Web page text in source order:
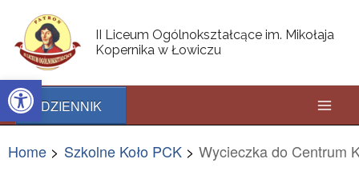
Open toolbar
content
II Liceum Ogólnokształcące im. Mikołaja
Kopernika w Łowiczu
DZIENNIK
Home Szkolne Koło PCK Wycieczka do Centrum
navigation